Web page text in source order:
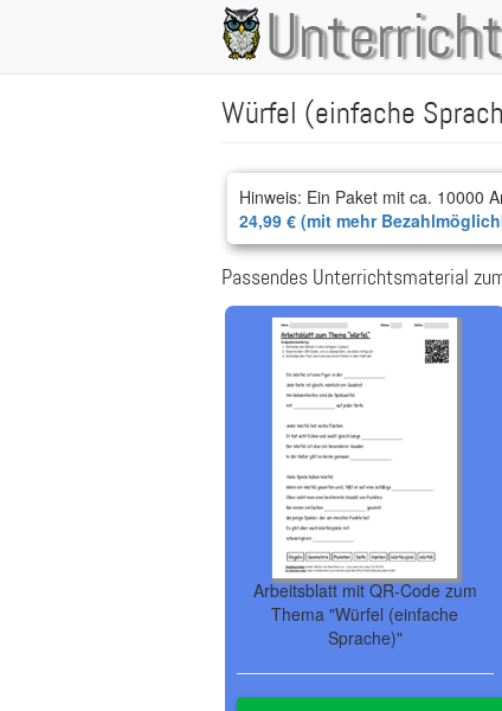
Main
navigation
Würfel (einfache
Hinweis: Ein Paket mit ca. 10000
24,99 € (mit mehr
Passendes Unterrichtsmaterial
Arbeitsblatt mit QR-Code zum
Thema "Würfel (einfache
Sprache)"